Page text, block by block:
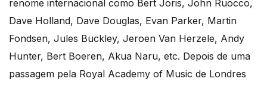
renome internacional como Bert Joris, John Ruocco,
Dave Holland, Dave Douglas, Evan Parker, Martin
Fondsen, Jules Buckley, Jeroen Van Herzele, Andy
Hunter, Bert Boeren, Akua Naru, etc. Depois de uma
passagem pela Royal Academy of Music de Londres